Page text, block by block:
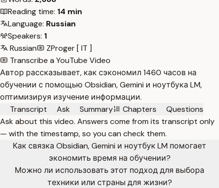
Reading time: 14 min
Language: Russian
Speakers: 1
Russian
ZProger [ IT ]
Transcribe a YouTube Video
Автор рассказывает, как сэкономил 1460 часов на
обучении с помощью Obsidian, Gemini и ноутбука LM,
оптимизируя изучение информации.
Transcript
Ask Summary Chapters
Questions
Ask about this video. Answers come from its transcript only
— with the timestamp, so you can check them.
Как связка Obsidian, Gemini и ноутбук LM помогает
экономить время на обучении?
Можно ли использовать этот подход для выбора
техники или страны для жизни?